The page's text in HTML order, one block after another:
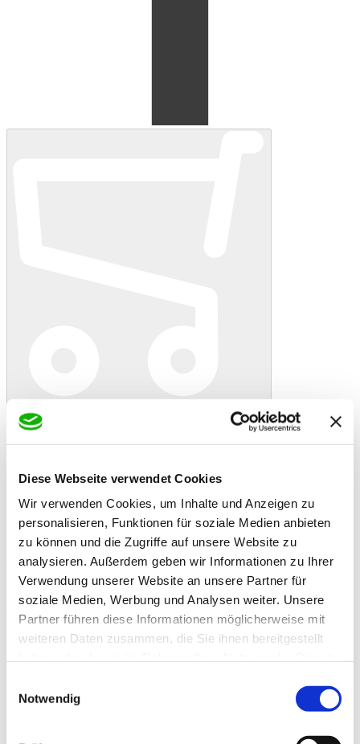
Diese Webseite verwendet Cookies
Wir verwenden Cookies, um Inhalte und Anzeigen zu
personalisieren, Funktionen für soziale Medien anbieten
zu können und die Zugriffe auf unsere Website zu
analysieren. Außerdem geben wir Informationen zu Ihrer
Verwendung unserer Website an unsere Partner für
soziale Medien, Werbung und Analysen weiter. Unsere
Partner führen diese Informationen möglicherweise mit
weiteren Daten zusammen, die Sie ihnen bereitgestellt
Notwendig
Bewertung
Deukanin Nagermüsli 20kg
Artikelbeschreibung
Kaninchen,
- Seine hoch aufgeschlossenen Komponenten machen Nagermüsli
besonders leicht verdaulich.
- Es versorgt Ihre Tiere mit allen Vitaminen und Nährstoffen. Sein
hoher
Vitamin-C-Gehalt deckt insbesondere die Ansprüche Ihrer
Meerschweinchen, die kein körpereigenes Vitamin C ¨produzieren¨
können.
- Hochwertiges Protein und wertvolles Rapsöl fördern ein seidiges,
glänzendes Fell - ideal daher auch zur Schauvorbereitung von
Rassekaninchen. Der besondere Kick gerade bei Untergewichten!
Zusatzinformationen
Gerstenflocken, Sonnenblumenextr.schrotfutter,
Erbsenflocken, Weizenkleie, Luzernegrünmehl,
Malzkeime, Sonnenblumensaat, ZR-Melasse,